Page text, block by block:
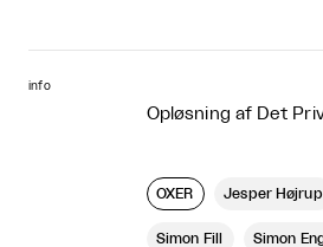
info
Opløsning af Det
OXER Jesper Højrup
Simon Fill Simon